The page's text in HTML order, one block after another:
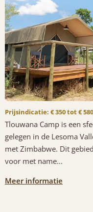
Prijsindicatie: € 350 tot €
Tlouwana Camp is een
gelegen in de Lesoma
met Zimbabwe. Dit
voor met name...
Meer informatie